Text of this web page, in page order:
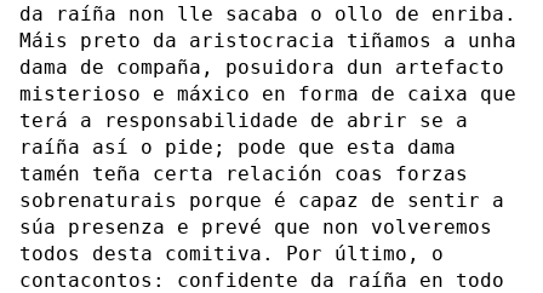
da raíña non lle sacaba o ollo de enriba.
Máis preto da aristocracia tiñamos a unha
dama de compaña, posuidora dun artefacto
misterioso e máxico en forma de caixa que
terá a responsabilidade de abrir se a
raíña así o pide; pode que esta dama
tamén teña certa relación coas forzas
sobrenaturais porque é capaz de sentir a
súa presenza e prevé que non volveremos
todos desta comitiva. Por último, o
contacontos: confidente da raíña en todo